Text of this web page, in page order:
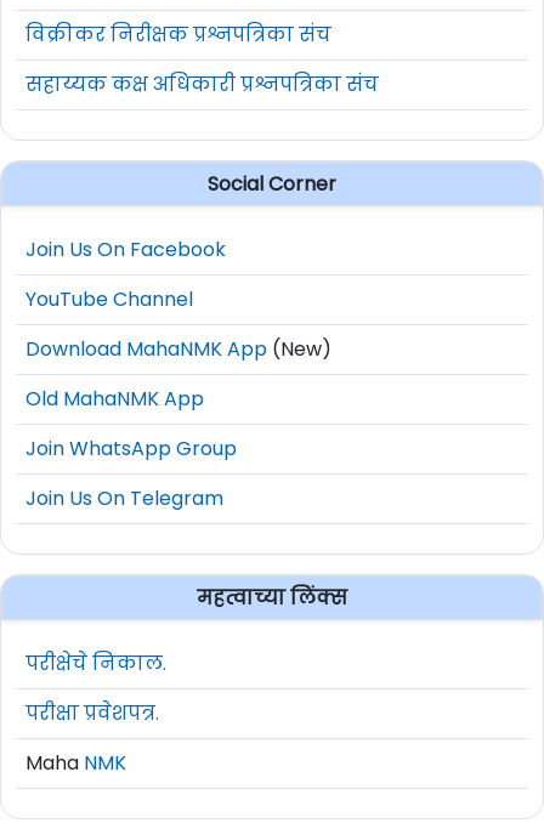
विक्रीकर निरीक्षक प्रश्नपत्रिका संच
सहाय्यक कक्ष अधिकारी प्रश्नपत्रिका संच
Social Corner
Join Us On Facebook
YouTube Channel
Download MahaNMK App (New)
Old MahaNMK App
Join WhatsApp Group
Join Us On Telegram
महत्वाच्या लिंक्स
परीक्षेचे निकाल.
परीक्षा प्रवेशपत्र.
Maha NMK